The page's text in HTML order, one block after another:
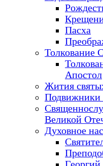
Пасха
Толкование
Апостол
Жития
Подвижники
Великой
Духовное